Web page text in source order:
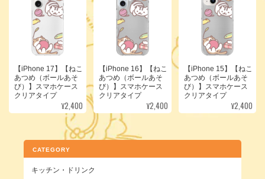
【iPhone 17】【ねこ
あつめ（ボールあそ
び）】スマホケース
クリアタイプ
¥2,400
【iPhone 16】【ねこ
あつめ（ボールあそ
び）】スマホケース
クリアタイプ
¥2,400
【iPhone 15】【ねこ
あつめ（ボールあそ
び）】スマホケース
クリアタイプ
¥2,400
CATEGORY
キッチン・ドリンク